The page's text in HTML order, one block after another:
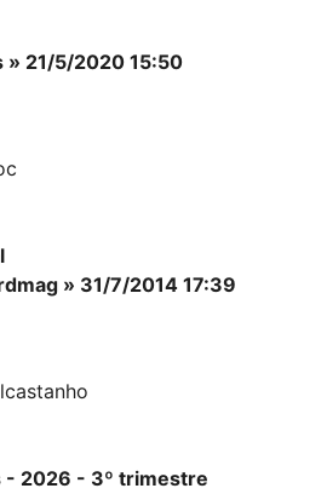
» 21/5/2020 15:50
» 31/7/2014 17:39
- 2026 - 3º trimestre